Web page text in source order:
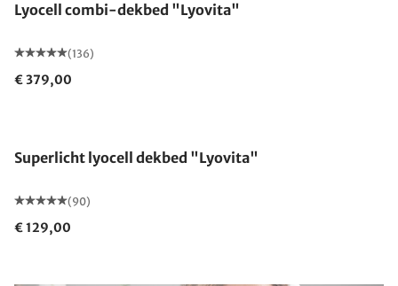
Lyocell combi-dekbed "Lyovita"
(136)
€ 379,00
Superlicht lyocell dekbed "Lyovita"
(90)
€ 129,00